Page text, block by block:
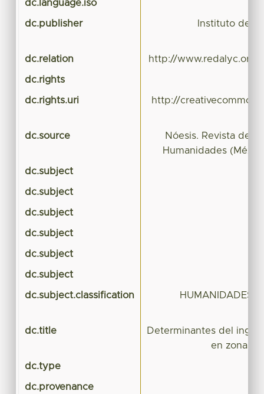
dc.language.iso
dc.publisher Instituto de
dc.relation http://www.redalyc.org/
dc.rights
dc.rights.uri http://
dc.source
Nóesis. Revista de
Humanidades
dc.subject
dc.subject
dc.subject
dc.subject
dc.subject
dc.subject
dc.subject.classification HUMANIDADES
dc.title
Determinantes del
en zonas
dc.type
dc.provenance